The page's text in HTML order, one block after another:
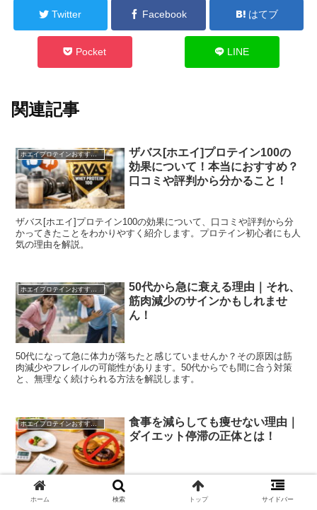
Twitter Facebook はてブ
Pocket LINE
関連記事
ホエイプロテインおすすめ情報まとめ｜選び方/口コミ/飲み方まで徹底解説！
ザバス[ホエイ]プロテイン100の
効果について！本当におすすめ？
口コミや評判から分かること！
ザバス[ホエイ]プロテイン100の効果について、口コミや評判から分
かってきたことをわかりやすく紹介します。プロテイン初心者にも人
気の理由を解説。
ホエイプロテインおすすめ情報まとめ｜選び方/口コミ/飲み方まで徹底解説！
50代から急に衰える理由｜それ、
筋肉減少のサインかもしれませ
ん！
50代になって急に体力が落ちたと感じていませんか？その原因は筋
肉減少やフレイルの可能性があります。50代からでも間に合う対策
と、無理なく続けられる方法を解説します。
ホエイプロテインおすすめ情報まとめ｜選び方/口コミ/飲み方まで徹底解説！
食事を減らしても痩せない理由｜
ダイエット停滞の正体とは！
食べていないのに痩せない…。それは代謝が落ちているサインかもし
れません。ダイエット停滞の原因と抜け出す方法をわかりやすく解説
ホーム 検索 トップ サイドバー